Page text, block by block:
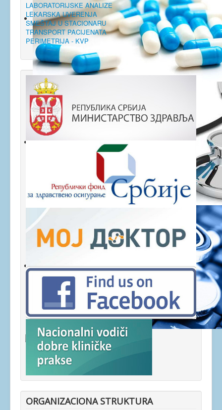
LABORATORIJSKE ANALIZE
LEKARSKA UVERENJA
SMEŠTAJ U STACIONARU
TRANSPORT PACIJENATA
PERIMETRIJA - KVP
ORGANIZACIONA STRUKTURA